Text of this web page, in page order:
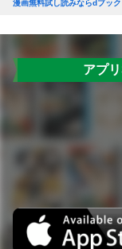
漫画無料試し読みならdブック
アプ